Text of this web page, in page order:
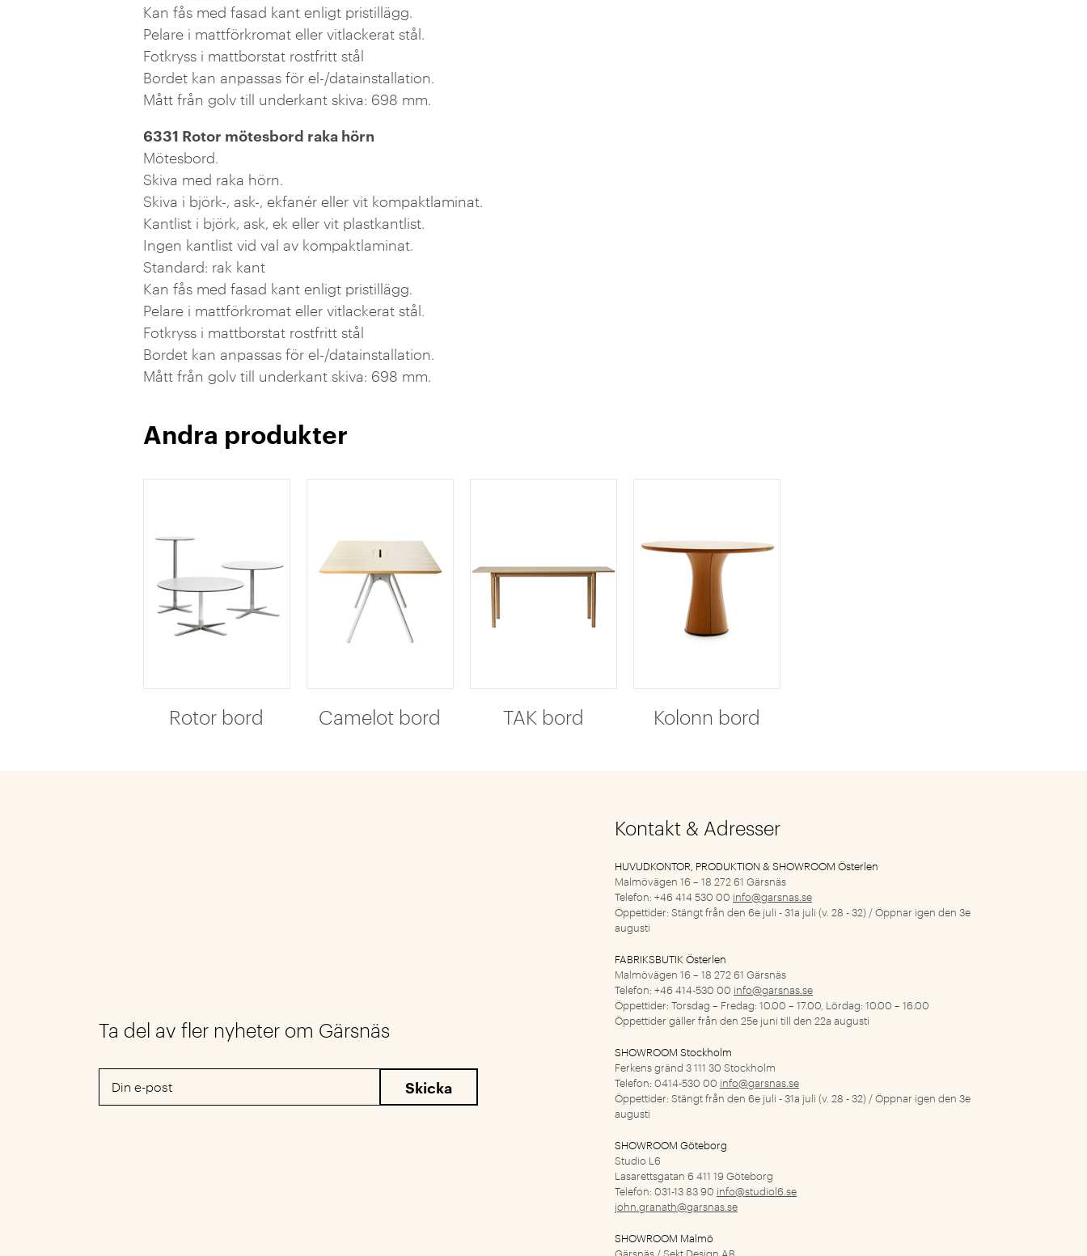
Kan fås med fasad kant enligt pristillägg.
Pelare i mattförkromat eller vitlackerat stål.
Fotkryss i mattborstat rostfritt stål
Bordet kan anpassas för el-/datainstallation.
Mått från golv till underkant skiva: 698 mm.
6331 Rotor mötesbord raka hörn
Mötesbord.
Skiva med raka hörn.
Skiva i björk-, ask-, ekfanér eller vit kompaktlaminat.
Kantlist i björk, ask, ek eller vit plastkantlist.
Ingen kantlist vid val av kompaktlaminat.
Standard: rak kant
Kan fås med fasad kant enligt pristillägg.
Pelare i mattförkromat eller vitlackerat stål.
Fotkryss i mattborstat rostfritt stål
Bordet kan anpassas för el-/datainstallation.
Mått från golv till underkant skiva: 698 mm.
Andra produkter
Rotor bord Camelot bord TAK bord Kolonn bord
Ta del av fler nyheter om Gärsnäs
Kontakt & Adresser
HUVUDKONTOR, PRODUKTION & SHOWROOM Österlen
Malmövägen 16 – 18 272 61 Gärsnäs
Telefon: +46 414 530 00 info@garsnas.se
Öppettider: Stängt från den 6e juli - 31a juli (v. 28 - 32) / Öppnar igen den 3e
augusti
FABRIKSBUTIK Österlen
Malmövägen 16 – 18 272 61 Gärsnäs
Telefon: +46 414-530 00 info@garsnas.se
Öppettider: Torsdag – Fredag: 10.00 – 17.00, Lördag: 10.00 – 16.00
Öppettider gäller från den 25e juni till den 22a augusti
SHOWROOM Stockholm
Ferkens gränd 3111 30 Stockholm
Telefon: 0414-530 00 info@garsnas.se
Öppettider: Stängt från den 6e juli - 31a juli (v. 28 - 32) / Öppnar igen den 3e
augusti
SHOWROOM Göteborg
Studio L6
Lasarettsgatan 6 411 19 Göteborg
Telefon: 031-13 83 90 info@studiol6.se
john.granath@garsnas.se
SHOWROOM Malmö
Gärsnäs / Sekt Design AB